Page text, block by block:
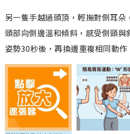
另一隻手越過頭頂，輕撫對側耳
頭部向側邊溫和傾斜，感受側頸
姿勢30秒後，再換邊重複相同動作